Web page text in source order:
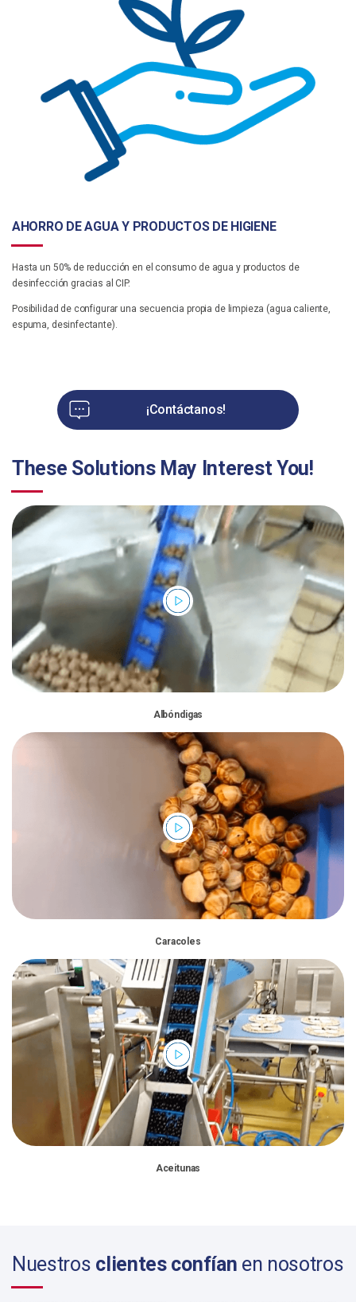
AHORRO DE AGUA Y PRODUCTOS DE HIGIENE
Hasta un 50% de reducción en el consumo de agua y productos de
desinfección gracias al CIP.
Posibilidad de configurar una secuencia propia de limpieza (agua caliente,
espuma, desinfectante).
¡Contáctanos!
These Solutions May Interest You!
Albóndigas
Caracoles
Aceitunas
Nuestros clientes confían en nosotros